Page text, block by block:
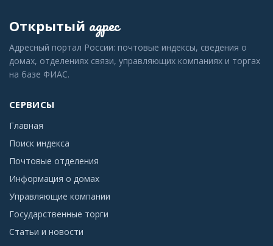
Открытый адрес
Адресный портал России: почтовые индексы, сведения о
домах, отделениях связи, управляющих компаниях и торгах
на базе ФИАС.
СЕРВИСЫ
Главная
Поиск индекса
Почтовые отделения
Информация о домах
Управляющие компании
Государственные торги
Статьи и новости